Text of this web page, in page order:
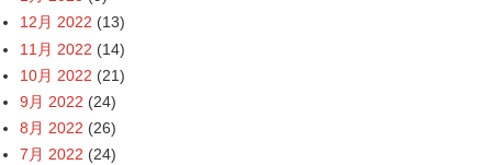
12月 2022 (13)
11月 2022 (14)
10月 2022 (21)
9月 2022 (24)
8月 2022 (26)
7月 2022 (24)